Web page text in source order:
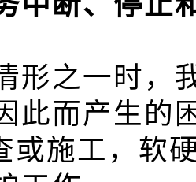
形之一时，
此而产生的
或施工，软